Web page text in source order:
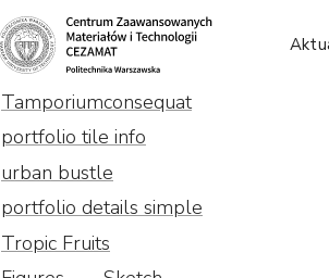
Tamporiumconsequat
portfolio tile info
urban bustle
portfolio details simple
Tropic Fruits